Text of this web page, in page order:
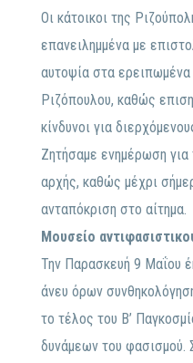
Οι κάτοικοι της
επανειλημμένα με
αυτοψία στα
Ριζόπουλου, καθώς
κίνδυνοι για
Ζητήσαμε ενημέρωση για
αρχής, καθώς μέχρι
ανταπόκριση στο αίτημα.
Μουσείο
Την Παρασκευή 9 Μαΐου
άνευ όρων
το τέλος του Β’
δυνάμεων του φασισμού.